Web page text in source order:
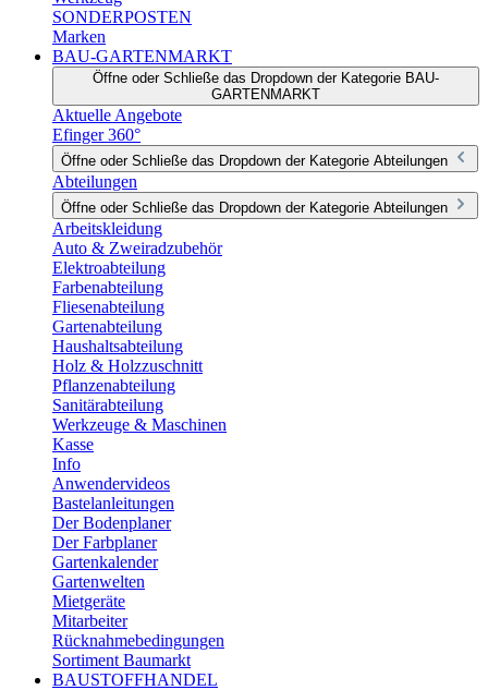
SONDERPOSTEN
Marken
BAU-GARTENMARKT
Öffne oder Schließe das Dropdown der Kategorie BAU-
GARTENMARKT
Aktuelle Angebote
Efinger 360°
Öffne oder Schließe das Dropdown der Kategorie Abteilungen
Abteilungen
Öffne oder Schließe das Dropdown der Kategorie Abteilungen
Arbeitskleidung
Auto & Zweiradzubehör
Elektroabteilung
Farbenabteilung
Fliesenabteilung
Gartenabteilung
Haushaltsabteilung
Holz & Holzzuschnitt
Pflanzenabteilung
Sanitärabteilung
Werkzeuge & Maschinen
Kasse
Info
Anwendervideos
Bastelanleitungen
Der Bodenplaner
Der Farbplaner
Gartenkalender
Gartenwelten
Mietgeräte
Mitarbeiter
Rücknahmebedingungen
Sortiment Baumarkt
BAUSTOFFHANDEL